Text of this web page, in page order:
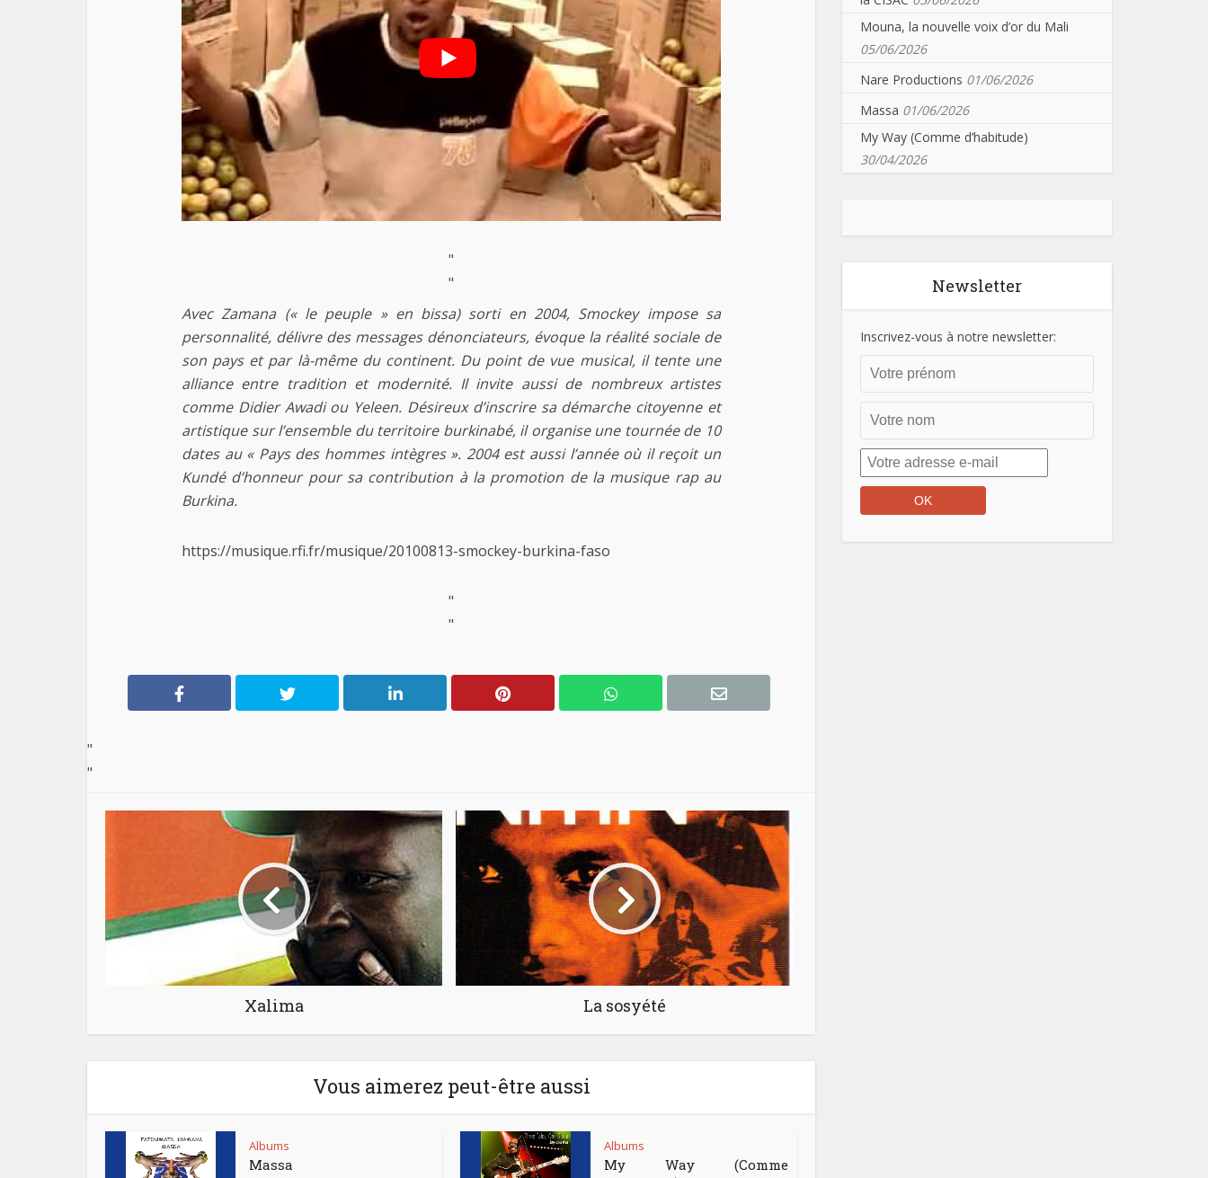
"
"
Avec Zamana (« le peuple » en bissa) sorti en 2004, Smockey impose sa
personnalité, délivre des messages dénonciateurs, évoque la réalité sociale de
son pays et par là-même du continent. Du point de vue musical, il tente une
alliance entre tradition et modernité. Il invite aussi de nombreux artistes
comme Didier Awadi ou Yeleen. Désireux d’inscrire sa démarche citoyenne et
artistique sur l’ensemble du territoire burkinabé, il organise une tournée de 10
dates au « Pays des hommes intègres ». 2004 est aussi l’année où il reçoit un
Kundé d’honneur pour sa contribution à la promotion de la musique rap au
Burkina.
https://musique.rfi.fr/musique/20100813-smockey-burkina-faso
"
"
"
"
Xalima La sosyété
Vous aimerez peut-être aussi
Albums
Massa
Albums
My Way (Comme
Mouna, la nouvelle voix d’or du Mali
05/06/2026
Nare Productions 01/06/2026
Massa 01/06/2026
My Way (Comme d’habitude)
30/04/2026
Newsletter
Inscrivez-vous à notre newsletter: